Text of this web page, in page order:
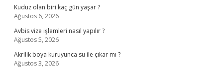
Kuduz olan biri kaç gün yaşar ?
Ağustos 6, 2026
Avbis vize işlemleri nasıl yapılır ?
Ağustos 5, 2026
Akrilik boya kuruyunca su ile çıkar mı ?
Ağustos 3, 2026